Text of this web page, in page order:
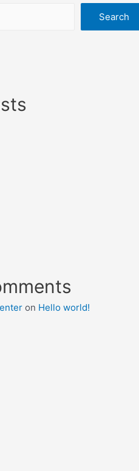
Search
on Hello world!